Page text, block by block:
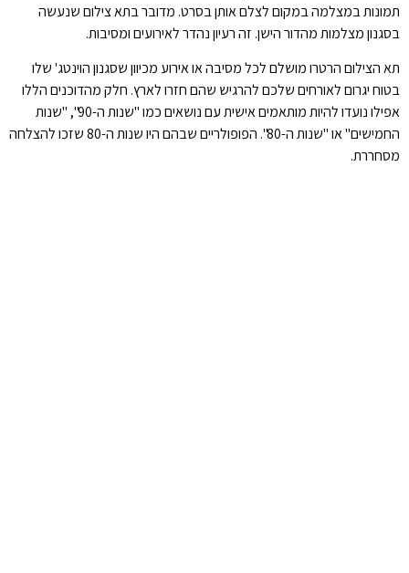
תמונות במצלמה במקום לצלם אותן בסרט. מדובר בתא צילום שנעשה
בסגנון מצלמות מהדור הישן. זה רעיון נהדר לאירועים ומסיבות.
תא הצילום הרטרו מושלם לכל מסיבה או אירוע מכיוון שסגנון הוינטג' שלו
בטוח יגרום לאורחים שלכם להרגיש שהם חזרו לארץ. חלק מהדוכנים הללו
אפילו נועדו להיות מותאמים אישית עם נושאים כמו "שנות ה-90", "שנות
החמישים" או "שנות ה-80". הפופולריים שבהם היו שנות ה-80 שזכו להצלחה
מסחררת.